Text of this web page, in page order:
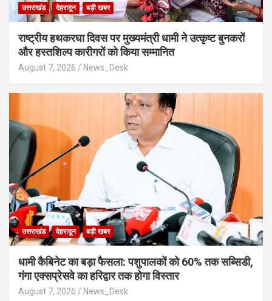
उत्तराखंड देहरादून बड़ी खबर
राष्ट्रीय हथकरघा दिवस पर मुख्यमंत्री धामी ने उत्कृष्ट बुनकरों
और हस्तशिल्प कारीगरों को किया सम्मानित
August 7, 2026 News_Desk
उत्तराखंड देहरादून बड़ी खबर
​धामी कैबिनेट का बड़ा फैसला: पशुपालकों को 60% तक सब्सिडी,
गंगा एक्सप्रेसवे का हरिद्वार तक होगा विस्तार
August 7, 2026 News_Desk